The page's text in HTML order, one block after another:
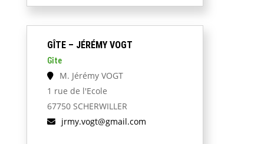
GÎTE – JÉRÉMY VOGT
Gîte
M. Jérémy VOGT
1 rue de l'Ecole
67750 SCHERWILLER
jrmy.vogt@gmail.com